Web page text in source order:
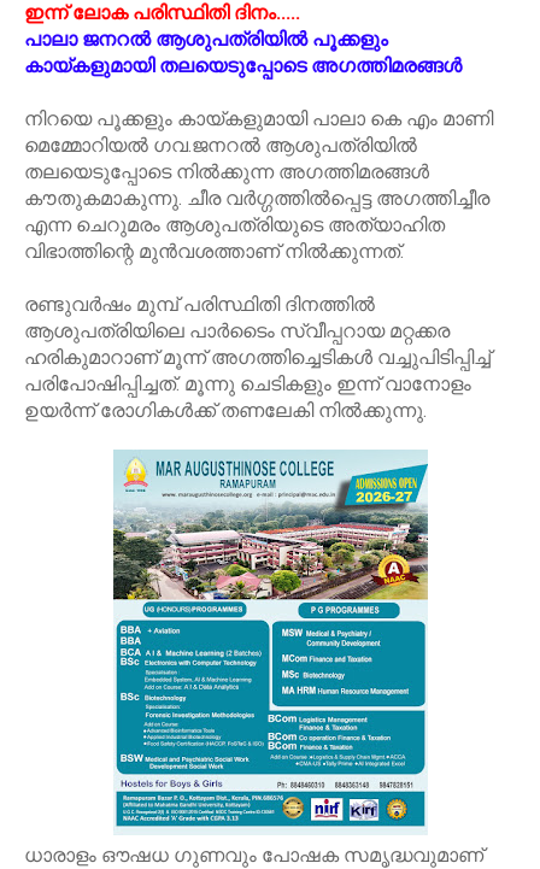
ഇന്ന് ലോക പരിസ്ഥിതി ദിനം.....
പാലാ ജനറല്‍ ആശുപത്രിയില്‍ പൂക്കളും
കായ്കളുമായി തലയെടുപ്പോടെ അഗത്തിമരങ്ങള്‍
നിറയെ പൂക്കളും കായ്കളുമായി പാലാ കെ എം മാണി
മെമ്മോറിയല്‍ ഗവ.ജനറല്‍ ആശുപത്രിയില്‍
തലയെടുപ്പോടെ നില്‍ക്കുന്ന അഗത്തിമരങ്ങള്‍
കൗതുകമാകുന്നു. ചീര വര്‍ഗ്ഗത്തില്‍പ്പെട്ട അഗത്തിച്ചീര
എന്ന ചെറുമരം ആശുപത്രിയുടെ അത്യാഹിത
വിഭാത്തിന്റെ മുന്‍വശത്താണ് നില്‍ക്കുന്നത്.
രണ്ടുവര്‍ഷം മുമ്പ് പരിസ്ഥിതി ദിനത്തില്‍
ആശുപത്രിയിലെ പാര്‍ടൈം സ്വീപ്പറായ മറ്റക്കര
ഹരികുമാറാണ് മൂന്ന് അഗത്തിച്ചെടികള്‍ വച്ചുപിടിപ്പിച്ച്
പരിപോഷിപ്പിച്ചത്. മൂന്നു ചെടികളും ഇന്ന് വാനോളം
ഉയര്‍ന്ന് രോഗികള്‍ക്ക് തണലേകി നില്‍ക്കുന്നു.
ധാരാളം ഔഷധ ഗുണവും പോഷക സമൃദ്ധവുമാണ്